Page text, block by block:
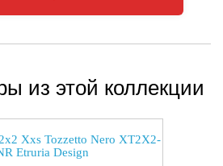
из этой коллекции
Xxs Tozzetto Nero XT2X2-
Etruria Design